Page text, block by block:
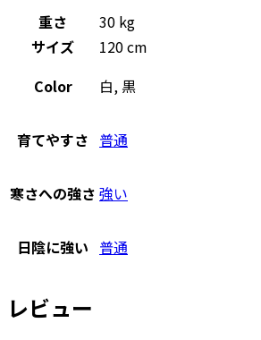
重さ
30 kg
サイズ
120 cm
Color
白, 黒
育てやすさ 普通
寒さへの強さ 強い
日陰に強い 普通
レビュー